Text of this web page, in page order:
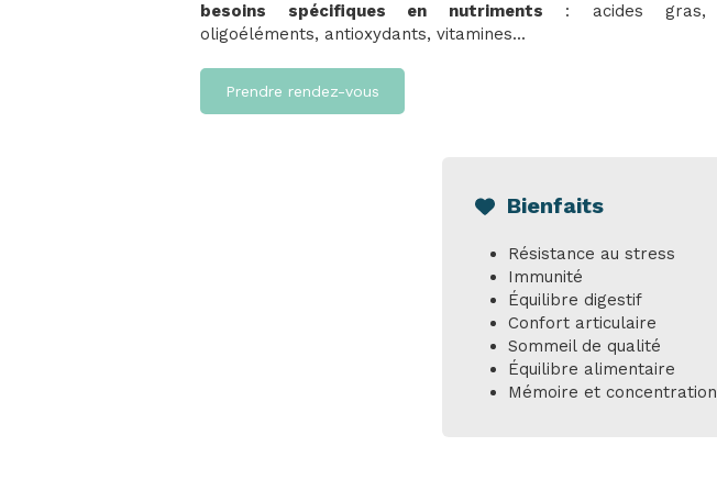
besoins spécifiques en nutriments : acides gras,
oligoéléments, antioxydants, vitamines...
Prendre rendez-vous
Bienfaits
Résistance au stress
Immunité
Équilibre digestif
Confort articulaire
Sommeil de qualité
Équilibre alimentaire
Mémoire et concentration